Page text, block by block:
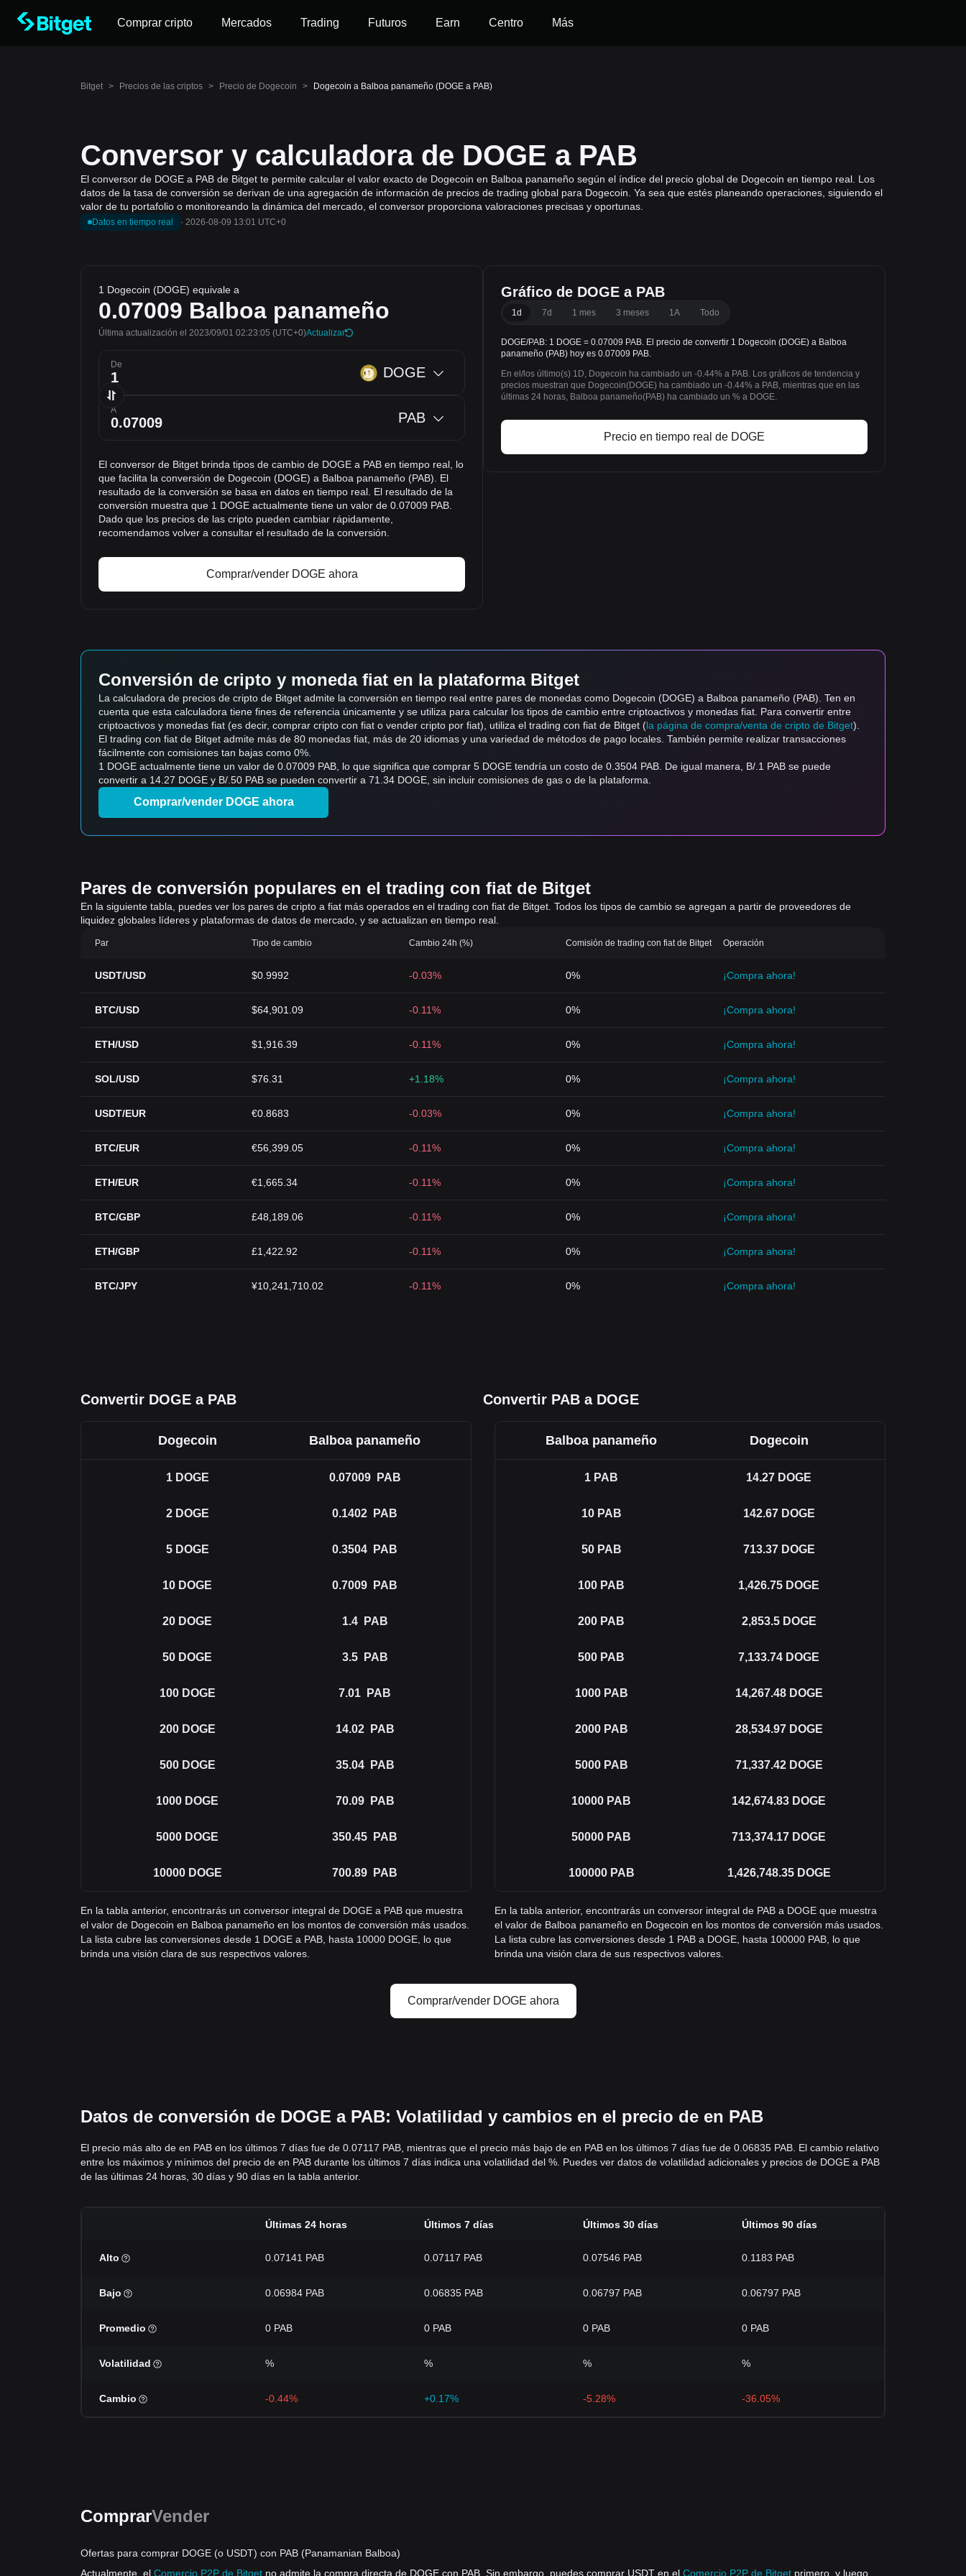
Comprar cripto Mercados Trading Futuros Earn Centro Más
Bitget > Precios de las criptos > Precio de Dogecoin > Dogecoin a Balboa panameño (DOGE a PAB)
Conversor y calculadora de DOGE a PAB
El conversor de DOGE a PAB de Bitget te permite calcular el valor exacto de Dogecoin en Balboa panameño según el índice del precio global de Dogecoin en tiempo real. Los
datos de la tasa de conversión se derivan de una agregación de información de precios de trading global para Dogecoin. Ya sea que estés planeando operaciones, siguiendo el
valor de tu portafolio o monitoreando la dinámica del mercado, el conversor proporciona valoraciones precisas y oportunas.
Datos en tiempo real · 2026-08-09 13:01 UTC+0
1 Dogecoin (DOGE) equivale a
0.07009 Balboa panameño
Última actualización el 2023/09/01 02:23:05 (UTC+0)Actualizar
De DOGE
A PAB
El conversor de Bitget brinda tipos de cambio de DOGE a PAB en tiempo real, lo
que facilita la conversión de Dogecoin (DOGE) a Balboa panameño (PAB). El
resultado de la conversión se basa en datos en tiempo real. El resultado de la
conversión muestra que 1 DOGE actualmente tiene un valor de 0.07009 PAB.
Dado que los precios de las cripto pueden cambiar rápidamente,
recomendamos volver a consultar el resultado de la conversión.
Comprar/vender DOGE ahora
Gráfico de DOGE a PAB
1d 7d 1 mes 3 meses 1A Todo
DOGE/PAB: 1 DOGE = 0.07009 PAB. El precio de convertir 1 Dogecoin (DOGE) a Balboa
panameño (PAB) hoy es 0.07009 PAB.
En el/los último(s) 1D, Dogecoin ha cambiado un -0.44% a PAB. Los gráficos de tendencia y
precios muestran que Dogecoin(DOGE) ha cambiado un -0.44% a PAB, mientras que en las
últimas 24 horas, Balboa panameño(PAB) ha cambiado un % a DOGE.
Precio en tiempo real de DOGE
Conversión de cripto y moneda fiat en la plataforma Bitget
La calculadora de precios de cripto de Bitget admite la conversión en tiempo real entre pares de monedas como Dogecoin (DOGE) a Balboa panameño (PAB). Ten en
cuenta que esta calculadora tiene fines de referencia únicamente y se utiliza para calcular los tipos de cambio entre criptoactivos y monedas fiat. Para convertir entre
criptoactivos y monedas fiat (es decir, comprar cripto con fiat o vender cripto por fiat), utiliza el trading con fiat de Bitget (la página de compra/venta de cripto de Bitget).
El trading con fiat de Bitget admite más de 80 monedas fiat, más de 20 idiomas y una variedad de métodos de pago locales. También permite realizar transacciones
fácilmente con comisiones tan bajas como 0%.
1 DOGE actualmente tiene un valor de 0.07009 PAB, lo que significa que comprar 5 DOGE tendría un costo de 0.3504 PAB. De igual manera, B/.1 PAB se puede
convertir a 14.27 DOGE y B/.50 PAB se pueden convertir a 71.34 DOGE, sin incluir comisiones de gas o de la plataforma.
Comprar/vender DOGE ahora
Pares de conversión populares en el trading con fiat de Bitget
En la siguiente tabla, puedes ver los pares de cripto a fiat más operados en el trading con fiat de Bitget. Todos los tipos de cambio se agregan a partir de proveedores de
liquidez globales líderes y plataformas de datos de mercado, y se actualizan en tiempo real.
Par Tipo de cambio Cambio 24h (%) Comisión de trading con fiat de Bitget Operación
USDT/USD $0.9992 -0.03% 0% ¡Compra ahora!
BTC/USD $64,901.09 -0.11% 0% ¡Compra ahora!
ETH/USD $1,916.39 -0.11% 0% ¡Compra ahora!
SOL/USD $76.31 +1.18% 0% ¡Compra ahora!
USDT/EUR €0.8683 -0.03% 0% ¡Compra ahora!
BTC/EUR €56,399.05 -0.11% 0% ¡Compra ahora!
ETH/EUR €1,665.34 -0.11% 0% ¡Compra ahora!
BTC/GBP £48,189.06 -0.11% 0% ¡Compra ahora!
ETH/GBP £1,422.92 -0.11% 0% ¡Compra ahora!
BTC/JPY ¥10,241,710.02 -0.11% 0% ¡Compra ahora!
Convertir DOGE a PAB Convertir PAB a DOGE
Dogecoin Balboa panameño
1 DOGE 0.07009 PAB
2 DOGE 0.1402 PAB
5 DOGE 0.3504 PAB
10 DOGE 0.7009 PAB
20 DOGE 1.4 PAB
50 DOGE 3.5 PAB
100 DOGE 7.01 PAB
200 DOGE 14.02 PAB
500 DOGE 35.04 PAB
1000 DOGE 70.09 PAB
5000 DOGE 350.45 PAB
10000 DOGE 700.89 PAB
En la tabla anterior, encontrarás un conversor integral de DOGE a PAB que muestra
el valor de Dogecoin en Balboa panameño en los montos de conversión más usados.
La lista cubre las conversiones desde 1 DOGE a PAB, hasta 10000 DOGE, lo que
brinda una visión clara de sus respectivos valores.
Balboa panameño Dogecoin
1 PAB 14.27 DOGE
10 PAB 142.67 DOGE
50 PAB 713.37 DOGE
100 PAB 1,426.75 DOGE
200 PAB 2,853.5 DOGE
500 PAB 7,133.74 DOGE
1000 PAB 14,267.48 DOGE
2000 PAB 28,534.97 DOGE
5000 PAB 71,337.42 DOGE
10000 PAB 142,674.83 DOGE
50000 PAB 713,374.17 DOGE
100000 PAB 1,426,748.35 DOGE
En la tabla anterior, encontrarás un conversor integral de PAB a DOGE que muestra
el valor de Balboa panameño en Dogecoin en los montos de conversión más usados.
La lista cubre las conversiones desde 1 PAB a DOGE, hasta 100000 PAB, lo que
brinda una visión clara de sus respectivos valores.
Comprar/vender DOGE ahora
Datos de conversión de DOGE a PAB: Volatilidad y cambios en el precio de en PAB
El precio más alto de en PAB en los últimos 7 días fue de 0.07117 PAB, mientras que el precio más bajo de en PAB en los últimos 7 días fue de 0.06835 PAB. El cambio relativo
entre los máximos y mínimos del precio de en PAB durante los últimos 7 días indica una volatilidad del %. Puedes ver datos de volatilidad adicionales y precios de DOGE a PAB
de las últimas 24 horas, 30 días y 90 días en la tabla anterior.
Últimas 24 horas Últimos 7 días Últimos 30 días Últimos 90 días
Alto 0.07141 PAB 0.07117 PAB 0.07546 PAB 0.1183 PAB
Bajo 0.06984 PAB 0.06835 PAB 0.06797 PAB 0.06797 PAB
Promedio 0 PAB 0 PAB 0 PAB 0 PAB
Volatilidad % % % %
Cambio -0.44% +0.17% -5.28% -36.05%
ComprarVender
Ofertas para comprar DOGE (o USDT) con PAB (Panamanian Balboa)
Actualmente, el Comercio P2P de Bitget no admite la compra directa de DOGE con PAB. Sin embargo, puedes comprar USDT en el Comercio P2P de Bitget primero, y luego